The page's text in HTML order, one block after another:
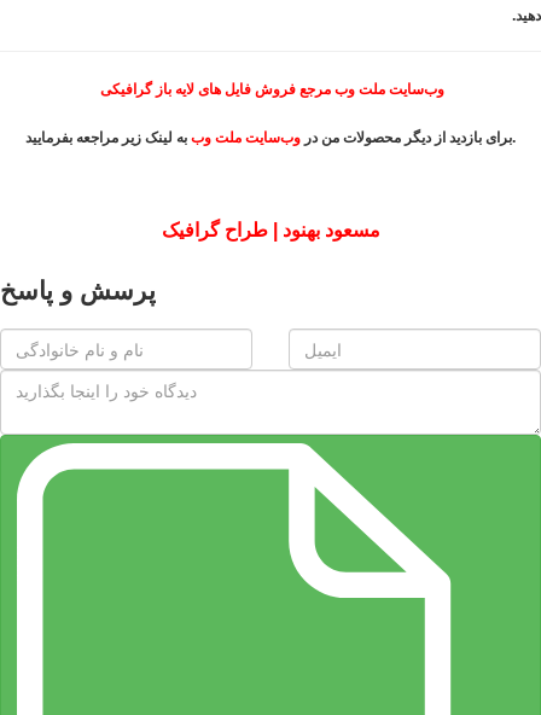
دهید.
وب‌سایت ملت وب مرجع فروش فایل های لایه باز گرافیکی
برای بازدید از دیگر محصولات من در وب‌سایت ملت وب به لینک زیر مراجعه بفرمایید.
مسعود بهنود | طراح گرافیک
پرسش و پاسخ